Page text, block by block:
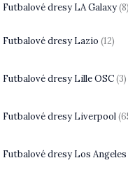
Futbalové dresy LA Galaxy 8
Futbalové dresy Lazio 12
Futbalové dresy Lille OSC 3
Futbalové dresy Liverpool
Futbalové dresy Los Angeles